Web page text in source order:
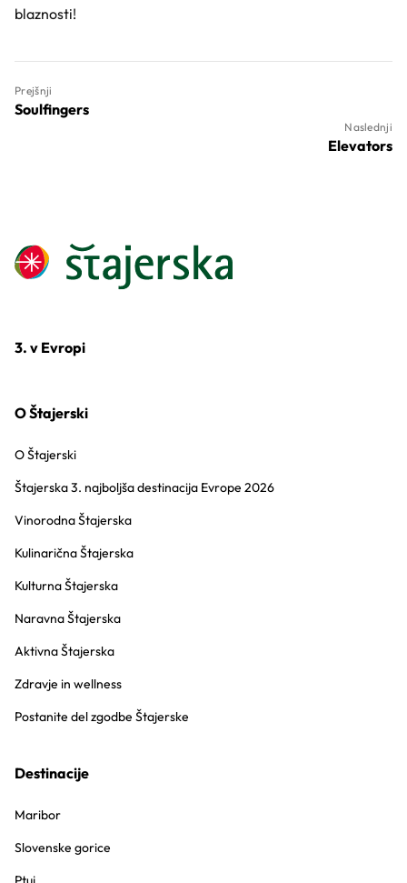
blaznosti!
Prejšnji
Soulfingers
Naslednji
Elevators
3. v Evropi
O Štajerski
O Štajerski
Štajerska 3. najboljša destinacija Evrope 2026
Vinorodna Štajerska
Kulinarična Štajerska
Kulturna Štajerska
Naravna Štajerska
Aktivna Štajerska
Zdravje in wellness
Postanite del zgodbe Štajerske
Destinacije
Maribor
Slovenske gorice